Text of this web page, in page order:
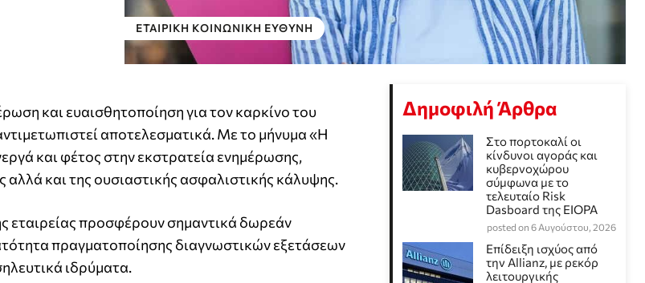
ΕΤΑΙΡΙΚΉ ΚΟΙΝΩΝΙΚΉ ΕΥΘΎΝΗ
και ευαισθητοποίηση για τον καρκίνο του
αποτελεσματικά. Με το μήνυμα «Η
και φέτος στην εκστρατεία ενημέρωσης,
και της ουσιαστικής ασφαλιστικής κάλυψης.
εταιρείας προσφέρουν σημαντικά δωρεάν
πραγματοποίησης διαγνωστικών εξετάσεων
ιδρύματα.
Δημοφιλή Άρθρα
Στο πορτοκαλί οι
κίνδυνοι αγοράς και
κυβερνοχώρου
σύμφωνα με το
τελευταίο Risk
Dasboard της EIOPA
posted on 6 Αυγούστου, 2026
Επίδειξη ισχύος από
την Allianz, με ρεκόρ
λειτουργικής